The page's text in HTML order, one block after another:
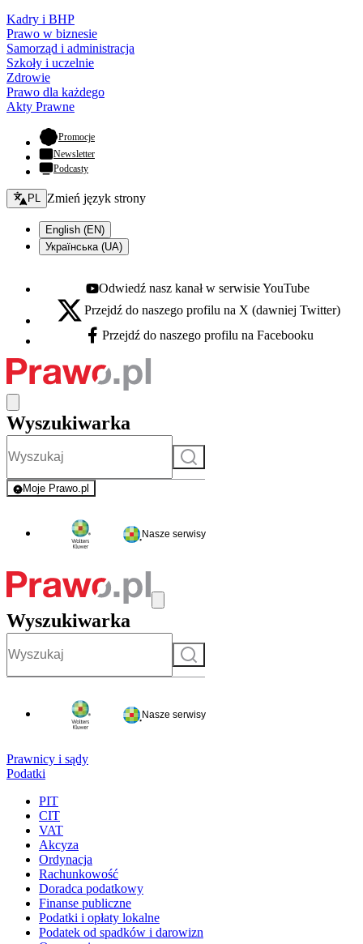
Kadry i BHP
Prawo w biznesie
Samorząd i administracja
Szkoły i uczelnie
Zdrowie
Prawo dla każdego
Akty Prawne
Promocje- otwiera się w nowej karcie
Newsletter
Podcasty
Zmień język - bieżący:
PL Zmień język strony
English (EN)
Українська (UA)
Youtube - otwiera się w nowej karcie
Odwiedź nasz kanał w serwisie YouTube
X - otwiera się w nowej karcie
Przejdź do naszego profilu na X (dawniej Twitter)
Facebook - otwiera się w nowej karcie
Przejdź do naszego profilu na Facebooku
Wyszukiwarka
Szukaj
Moje Prawo.pl
- rejestracja i logowanie do serwisu
Nasze serwisy
Wyszukiwarka
Szukaj
Nasze serwisy
Prawnicy i sądy
Podatki
PIT
CIT
VAT
Akcyza
Ordynacja
Rachunkowość
Doradca podatkowy
Finanse publiczne
Podatki i opłaty lokalne
Podatek od spadków i darowizn